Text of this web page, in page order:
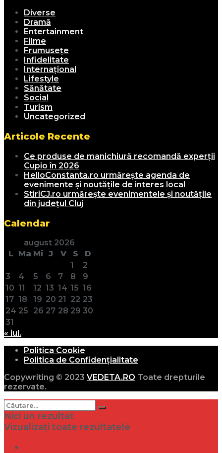
Diverse
Dramă
Entertainment
Filme
Frumusețe
Infidelitate
Internațional
Lifestyle
Sănătate
Social
Turism
Uncategorized
Articole Recente
Ce produse de manichiură recomandă experții
Cupio în 2026
HelloConstanta.ro urmărește agenda de
evenimente și noutățile de interes local
StiriCJ.ro urmărește evenimentele și noutățile
din județul Cluj
Calendar
august 2026
L Ma Mi J V S
D
1
2
3
4 5 6 7 8
9
10 11 12 13 14 15 16
17 18 19 20 21 22 23
24 25 26 27 28 29 30
31
« iul.
Politica Cookie
Politica de Confidențialitate
Copywriting © 2023 VEDETA.RO Toate drepturile
rezervate.
Nici un rezultat
Vizualizați toate rezultatele